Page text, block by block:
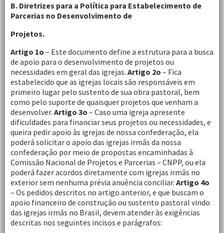
B. Diretrizes para a Política para Estabelecimento de
Parcerias no Desenvolvimento de
Projetos.
Artigo 1o – Este documento define a estrutura para a busca
de apoio para o desenvolvimento de projetos ou
necessidades em geral das igrejas. Artigo 2o – Fica
estabelecido que as igrejas locais são responsáveis em
primeiro lugar pelo sustento de sua obra pastoral, bem
como pelo suporte de quaisquer projetos que venham a
desenvolver. Artigo 3o – Caso uma igreja apresente
dificuldades para financiar seus projetos ou necessidades, e
queira pedir apoio às igrejas de nossa confederação, ela
poderá solicitar o apoio das igrejas irmãs da nossa
confederação por meio de propostas encaminhadas à
Comissão Nacional de Projetos e Parcerias – CNPP, ou ela
poderá fazer acordos diretamente com igrejas irmãs no
exterior sem nenhuma prévia anuência conciliar. Artigo 4o
– Os pedidos descritos no artigo anterior, e que buscam o
apoio financeiro de construção ou sustento pastoral vindo
das igrejas irmãs no Brasil, devem atender às exigências
descritas nos seguintes incisos e parágrafos: